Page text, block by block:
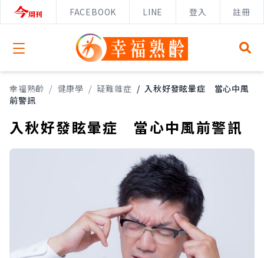
FACEBOOK LINE 登入 註冊
Open menu
幸福熟齡 / 健康學 / 疑難雜症 / 入秋好發眩暈症 當心中風
前警訊
入秋好發眩暈症 當心中風前警訊